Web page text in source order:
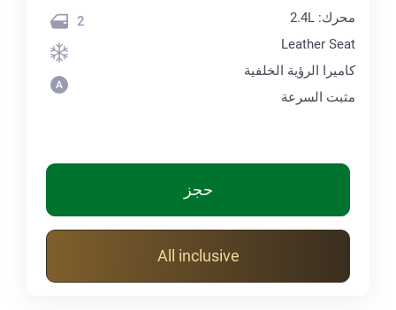
محرك: 2.4L
Leather Seat
كاميرا الرؤية الخلفية
مثبت السرعة
2
حجز
All inclusive